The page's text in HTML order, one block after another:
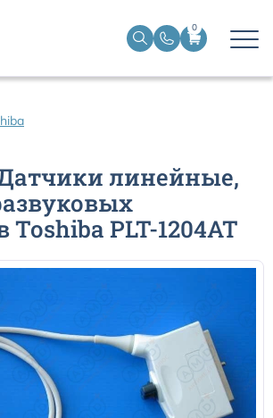
0
Датчики линейные,
Toshiba PLT-1204AT
ЭКГ
для ИВЛ